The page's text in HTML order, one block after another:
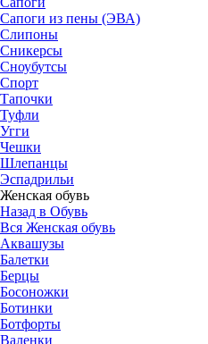
Сапоги из пены (ЭВА)
Слипоны
Сникерсы
Сноубутсы
Спорт
Тапочки
Туфли
Угги
Чешки
Шлепанцы
Эспадрильи
Женская обувь
Назад в Обувь
Вся Женская обувь
Аквашузы
Балетки
Берцы
Босоножки
Ботинки
Ботфорты
Валенки